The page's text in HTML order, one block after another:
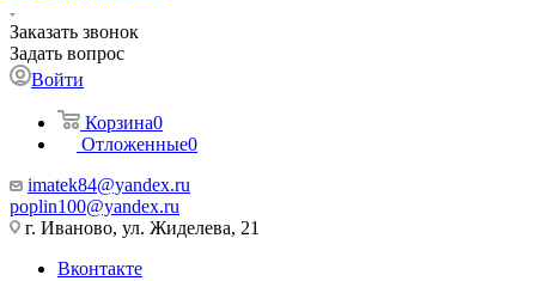
Заказать звонок
Задать вопрос
Войти
Корзина0
Отложенные0
imatek84@yandex.ru
poplin100@yandex.ru
г. Иваново, ул. Жиделева, 21
Вконтакте